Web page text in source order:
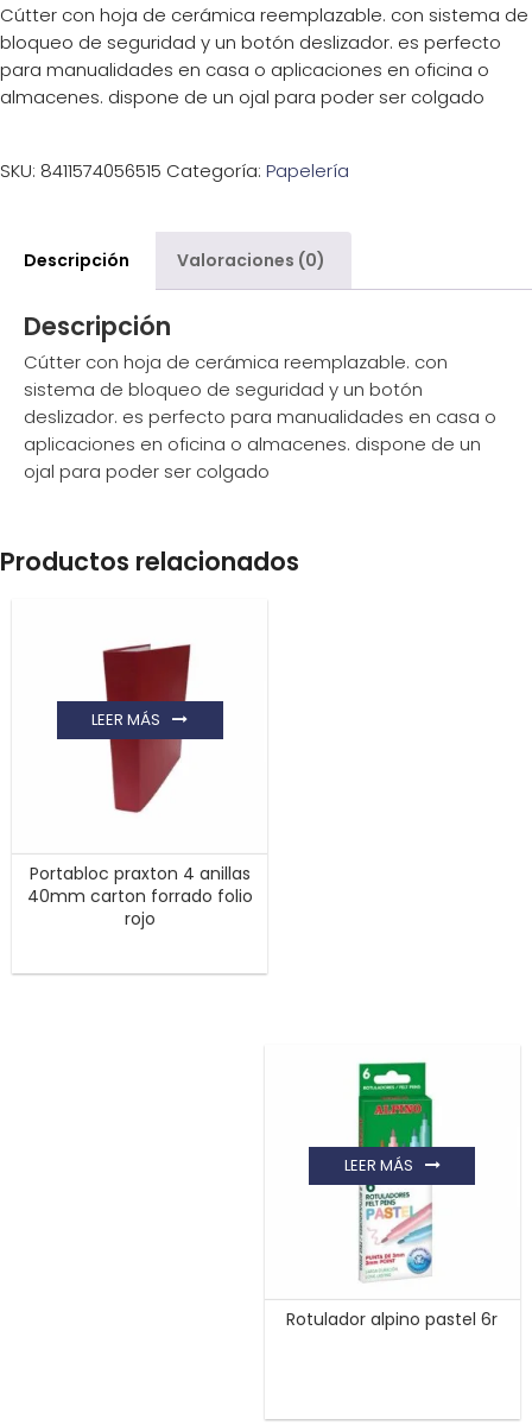
Cútter con hoja de cerámica reemplazable. con sistema de
bloqueo de seguridad y un botón deslizador. es perfecto
para manualidades en casa o aplicaciones en oficina o
almacenes. dispone de un ojal para poder ser colgado
SKU: 8411574056515 Categoría: Papelería
Descripción Valoraciones (0)
Descripción
Cútter con hoja de cerámica reemplazable. con
sistema de bloqueo de seguridad y un botón
deslizador. es perfecto para manualidades en casa o
aplicaciones en oficina o almacenes. dispone de un
ojal para poder ser colgado
Productos relacionados
Portabloc praxton 4 anillas
40mm carton forrado folio
rojo
LEER MÁS
Rotulador alpino pastel 6r
LEER MÁS